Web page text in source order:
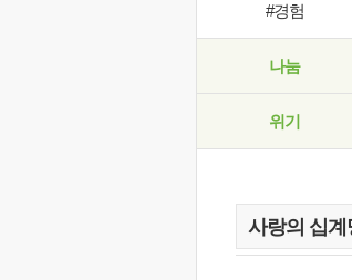
#경험
나눔
위기